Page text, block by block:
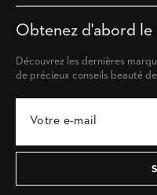
Obtenez d'abord
Découvrez les dernières
de précieux conseils beauté